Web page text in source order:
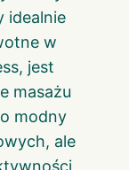
idealnie
w
jest
masażu
modny
ale